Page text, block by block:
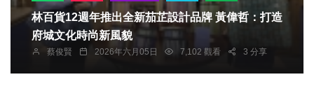
林百貨12週年推出全新茄芷設計品牌 黃偉哲：打造
府城文化時尚新風貌
蔡俊賢 2026年六月05日 7,102 觀看 3 分享